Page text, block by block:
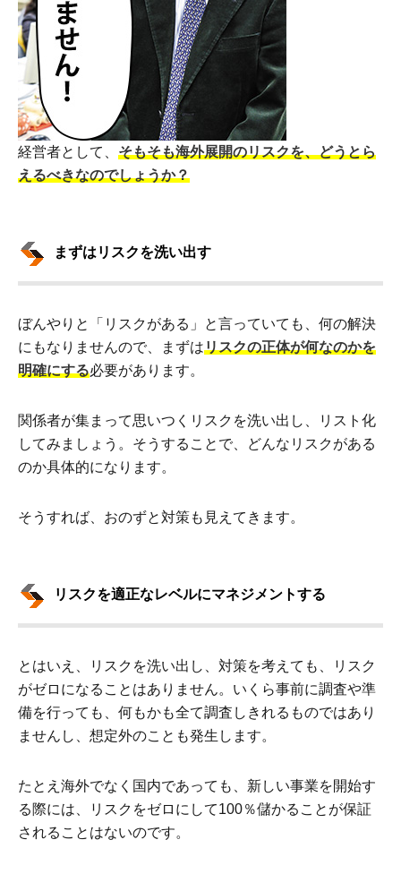
経営者として、 そもそも海外展開のリスクを、どうとら
えるべきなのでしょうか？
まずはリスクを洗い出す
ぼんやりと「リスクがある」と言っていても、何の解決
にもなりませんので、まずはリスクの正体が何なのかを
明確にする必要があります。
関係者が集まって思いつくリスクを洗い出し、リスト化
してみましょう。そうすることで、どんなリスクがある
のか具体的になります。
そうすれば、おのずと対策も見えてきます。
リスクを適正なレベルにマネジメントする
とはいえ、リスクを洗い出し、対策を考えても、リスク
がゼロになることはありません。いくら事前に調査や準
備を行っても、何もかも全て調査しきれるものではあり
ませんし、想定外のことも発生します。
たとえ海外でなく国内であっても、新しい事業を開始す
る際には、リスクをゼロにして100％儲かることが保証
されることはないのです。